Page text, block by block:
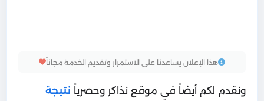
هذا الإعلان يساعدنا على الاستمرار وتقديم الخدمة مجاناً
ونقدم لكم أيضاً في موقع نذاكر وحصرياً نتيجة